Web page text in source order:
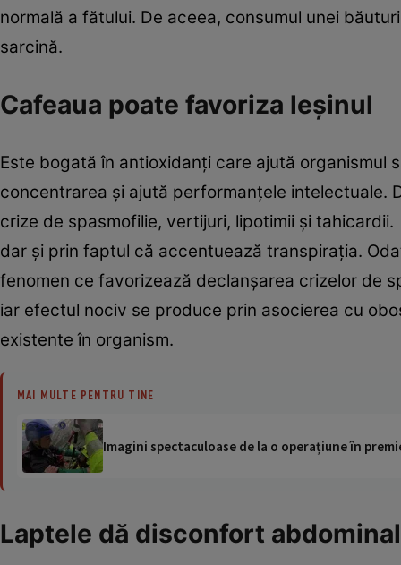
normală a fătului. De aceea, consumul unei
sarcină.
Cafeaua poate favoriza leşinul
Este bogată în antioxidanţi care ajută
concentrarea şi ajută performanţele intelectuale.
crize de spasmofilie, vertijuri, lipotimii şi
dar şi prin faptul că accentuează transpiraţia.
fenomen ce favorizează declanşarea crizelor de
iar efectul nociv se produce prin asocierea cu
existente în organism.
MAI MULTE PENTRU TINE
Imagini spectaculoase de la o operațiune în
Laptele dă disconfort abdominal